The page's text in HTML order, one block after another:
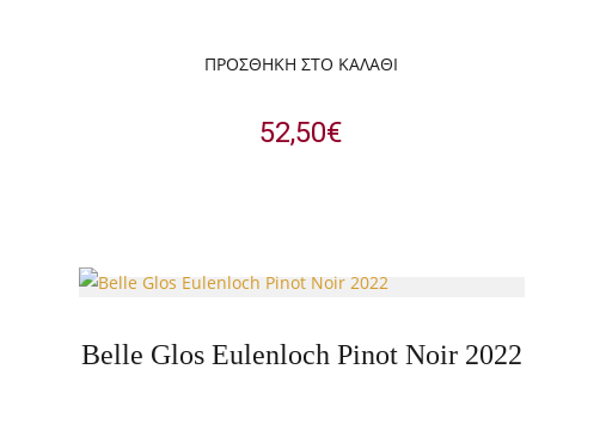
ΠΡΟΣΘΉΚΗ ΣΤΟ ΚΑΛΆΘΙ
52,50€
Belle Glos Eulenloch Pinot Noir 2022